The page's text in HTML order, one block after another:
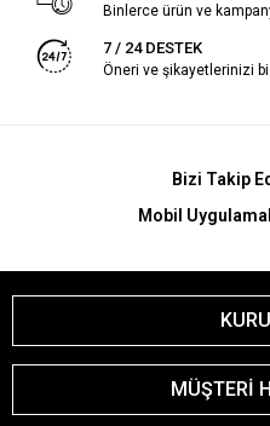
Binlerce ürün ve
7 / 24 DESTEK
Öneri ve şikayetlerinizi
Bizi Takip
Mobil
MÜŞTERİ